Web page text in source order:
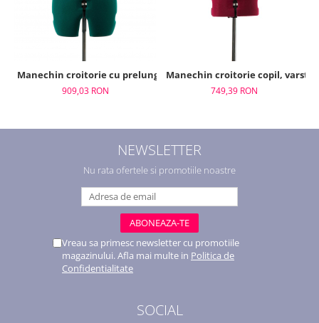
Manechin croitorie cu prelungire pantaloni M femei reglabil
909,03 RON
Manechin croitorie copil, varsta
749,39 RON
NEWSLETTER
Nu rata ofertele si promotiile noastre
Vreau sa primesc newsletter cu promotiile
magazinului. Afla mai multe in Politica de
Confidentialitate
SOCIAL